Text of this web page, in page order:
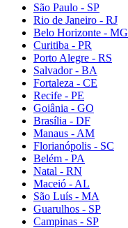
São Paulo - SP
Rio de Janeiro - RJ
Belo Horizonte - MG
Curitiba - PR
Porto Alegre - RS
Salvador - BA
Fortaleza - CE
Recife - PE
Goiânia - GO
Brasília - DF
Manaus - AM
Florianópolis - SC
Belém - PA
Natal - RN
Maceió - AL
São Luís - MA
Guarulhos - SP
Campinas - SP